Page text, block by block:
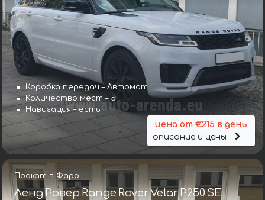
Коробка передач – Автомат
Количество мест – 5
Навигация – есть
цена от €215 в день
описание и цены
Прокат в Фаро
Ленд Ровер Range Rover Velar P250 SE